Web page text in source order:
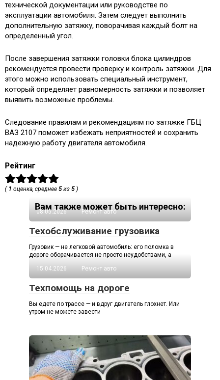
технической документации или руководстве по
эксплуатации автомобиля. Затем следует выполнить
дополнительную затяжку, поворачивая каждый болт на
определенный угол.
После завершения затяжки головки блока цилиндров
рекомендуется провести проверку и контроль затяжки. Для
этого можно использовать специальный инструмент,
который определяет равномерность затяжки и позволяет
выявить возможные проблемы.
Следование правилам и рекомендациям по затяжке ГБЦ
ВАЗ 2107 поможет избежать неприятностей и сохранить
надежную работу двигателя автомобиля.
Рейтинг
( 1 оценка, среднее 5 из 5 )
Вам также может быть интересно:
08.05.2026 Ремонт авто
Техобслуживание грузовика
Грузовик — не легковой автомобиль: его поломка в
дороге оборачивается не просто неудобствами, а
15.04.2026
Ремонт авто
Техпомощь на дороге
Вы едете по трассе — и вдруг двигатель глохнет. Или
утром не можете завести